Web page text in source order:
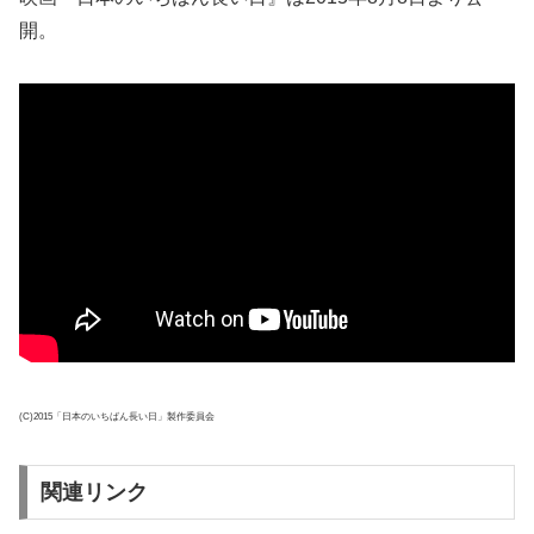
開。
(C)2015「日本のいちばん長い日」製作委員会
関連リンク